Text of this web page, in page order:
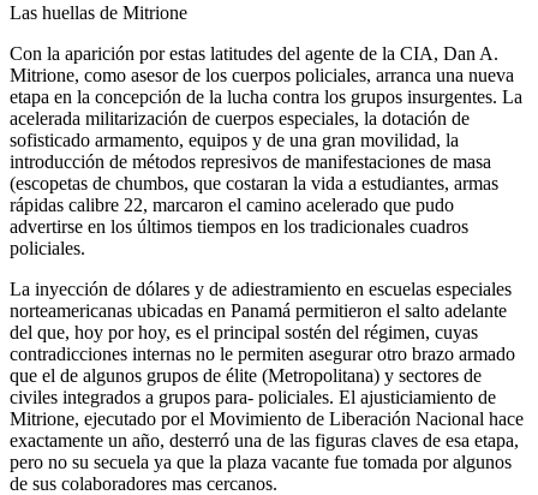
Las huellas de Mitrione
Con la aparición por estas latitudes del agente de la CIA, Dan A.
Mitrione, como asesor de los cuerpos policiales, arranca una nueva
etapa en la concepción de la lucha contra los grupos insurgentes. La
acelerada militarización de cuerpos especiales, la dotación de
sofisticado armamento, equipos y de una gran movilidad, la
introducción de métodos represivos de manifestaciones de masa
(escopetas de chumbos, que costaran la vida a estudiantes, armas
rápidas calibre 22, marcaron el camino acelerado que pudo
advertirse en los últimos tiempos en los tradicionales cuadros
policiales.
La inyección de dólares y de adiestramiento en escuelas especiales
norteamericanas ubicadas en Panamá permitieron el salto adelante
del que, hoy por hoy, es el principal sostén del régimen, cuyas
contradicciones internas no le permiten asegurar otro brazo armado
que el de algunos grupos de élite (Metropolitana) y sectores de
civiles integrados a grupos para- policiales. El ajusticiamiento de
Mitrione, ejecutado por el Movimiento de Liberación Nacional hace
exactamente un año, desterró una de las figuras claves de esa etapa,
pero no su secuela ya que la plaza vacante fue tomada por algunos
de sus colaboradores mas cercanos.